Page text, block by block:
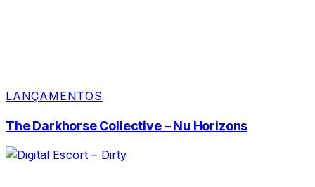
LANÇAMENTOS
The Darkhorse Collective – Nu Horizons